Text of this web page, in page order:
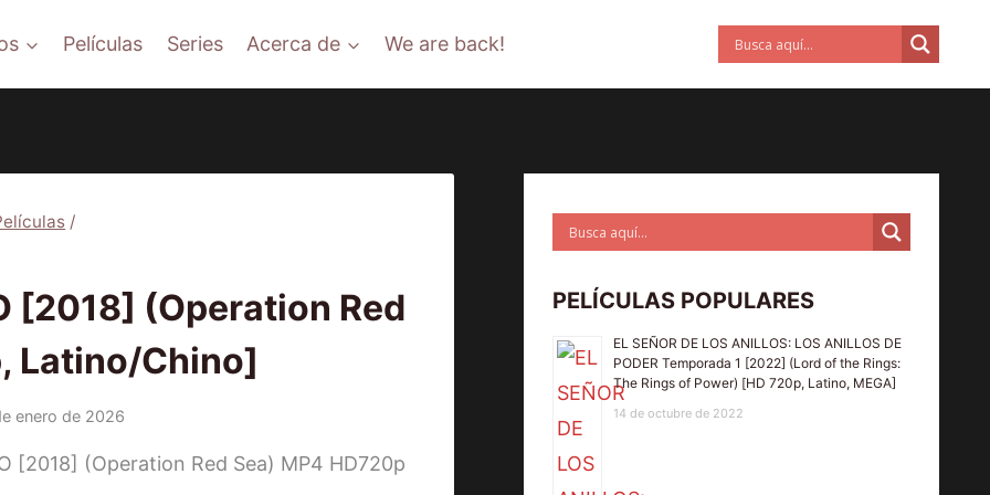
Películas Series Acerca de We are back!
/
[2018] (Operation Red
Latino/Chino]
enero de 2026
PELÍCULAS POPULARES
EL SEÑOR DE LOS ANILLOS: LOS ANILLOS DE
PODER Temporada 1 [2022] (Lord of the Rings:
The Rings of Power) [HD 720p, Latino, MEGA]
14 de octubre de 2022